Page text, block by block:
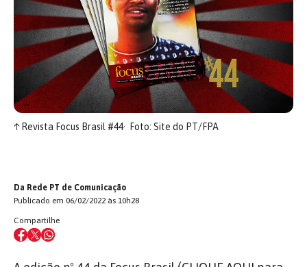
↑Revista Focus Brasil #44 Foto: Site do PT/FPA
Da Rede PT de Comunicação
Publicado em 06/02/2022 às 10h28
Compartilhe